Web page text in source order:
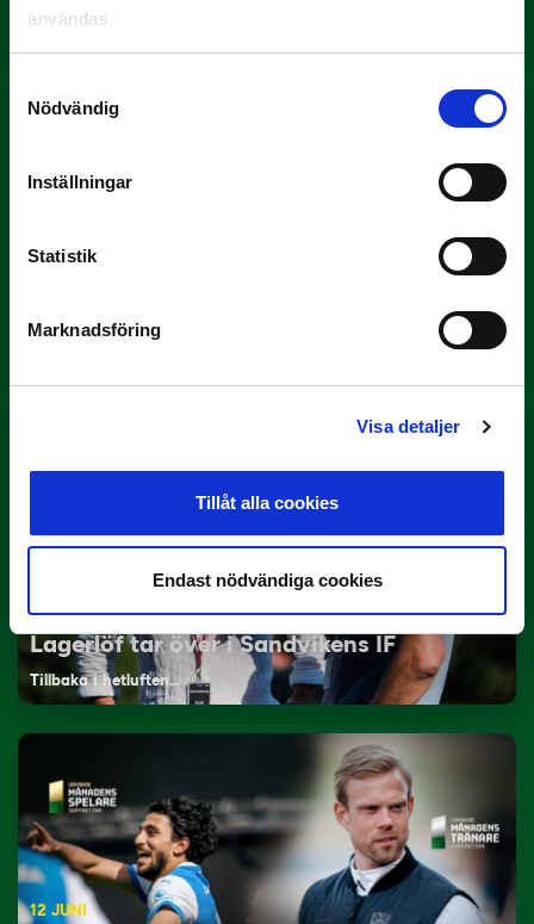
användas.
Nödvändig
Inställningar
Statistik
Marknadsföring
Visa detaljer
Tillåt alla cookies
Endast nödvändiga cookies
Yttrar gör…
Rösta på Månadens Tränare i juni
29 JUNI
Lagerlöf tar över i Sandvikens IF
Tillbaka i hetluften…
12 JUNI